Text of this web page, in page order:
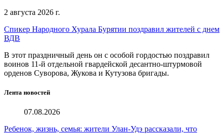
2 августа 2026 г.
Спикер Народного Хурала Бурятии поздравил жителей с днем
ВДВ
В этот праздничный день он с особой гордостью поздравил
воинов 11-й отдельной гвардейской десантно-штурмовой
орденов Суворова, Жукова и Кутузова бригады.
Лента новостей
07.08.2026
Ребенок, жизнь, семья: жители Улан-Удэ рассказали, что